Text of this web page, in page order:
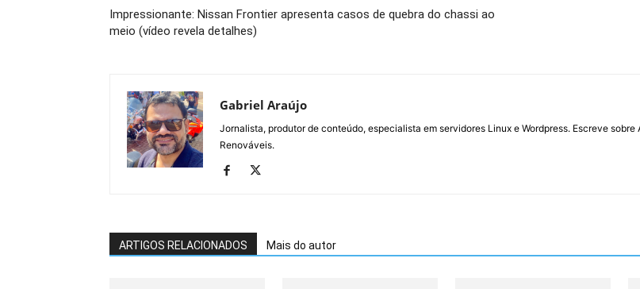
Impressionante: Nissan Frontier apresenta casos de quebra do chassi ao
meio (vídeo revela detalhes)
Gabriel Araújo
Jornalista, produtor de conteúdo, especialista em servidores Linux e Wordpress. Escreve
Renováveis.
ARTIGOS RELACIONADOS Mais do autor